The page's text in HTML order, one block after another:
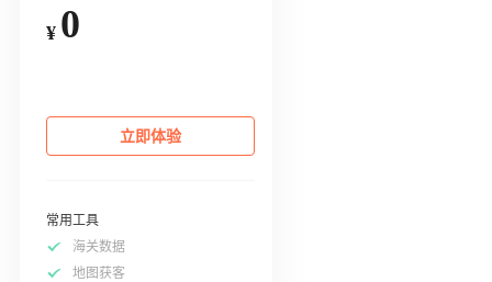
¥ 0
立即体验
常用工具
海关数据
地图获客